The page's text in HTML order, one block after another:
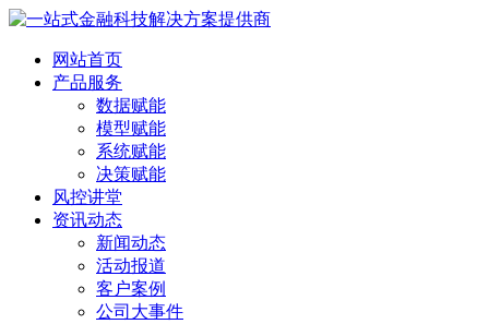
网站首页
产品服务
数据赋能
模型赋能
系统赋能
决策赋能
风控讲堂
资讯动态
新闻动态
活动报道
客户案例
公司大事件